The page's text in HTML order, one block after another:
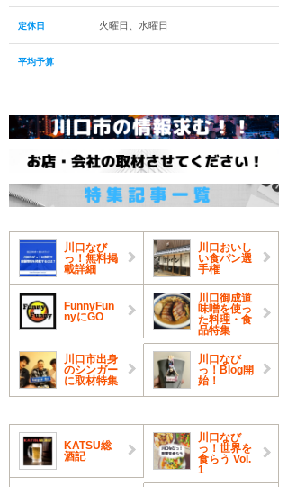
定休日 火曜日、水曜日
平均予算
川口なび
っ！無料掲
載詳細
川口おいし
い食パン選
手権
FunnyFun
nyにGO
川口御成道
味噌を使っ
た料理・食
品特集
川口市出身
のシンガー
に取材特集
川口なび
っ！Blog開
始！
KATSU総
酒記
川口なび
っ！世界を
食らう Vol.
1